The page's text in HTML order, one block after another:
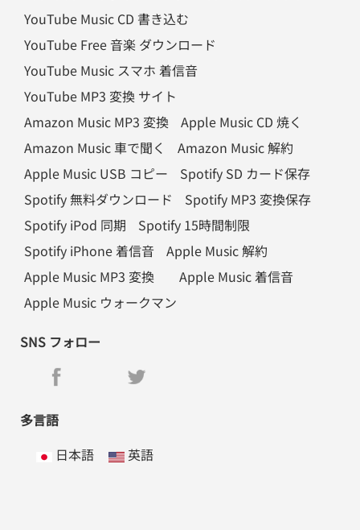
YouTube Music CD 書き込む
YouTube Free 音楽 ダウンロード
YouTube Music スマホ 着信音
YouTube MP3 変換 サイト
Amazon Music MP3 変換
Apple Music CD 焼く
Amazon Music 車で聞く
Amazon Music 解約
Apple Music USB コピー
Spotify SD カード保存
Spotify 無料ダウンロード
Spotify MP3 変換保存
Spotify iPod 同期
Spotify 15時間制限
Spotify iPhone 着信音
Apple Music 解約
Apple Music MP3 変換
Apple Music 着信音
Apple Music ウォークマン
SNS フォロー
多言語
日本語
英語